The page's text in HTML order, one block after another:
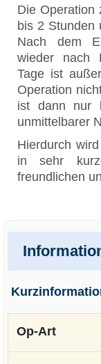
Die Operation
bis 2 Stunden
Nach dem
wieder nach
Tage ist
Operation
ist dann nur
unmittelbarer
Hierdurch
in sehr
freundlichen
Op-Art